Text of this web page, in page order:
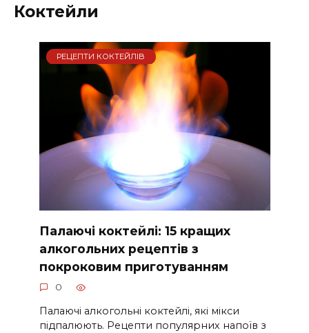
Коктейли
РЕЦЕПТИ КОКТЕЙЛІВ
Палаючі коктейлі: 15 кращих
алкогольних рецептів з
покроковим приготуванням
0
Палаючі алкогольні коктейлі, які мікси
підпалюють. Рецепти популярних напоїв з